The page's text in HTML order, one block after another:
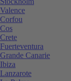
Valence
Corfou
Cos
Crete
Fuerteventura
Grande Canarie
Ibiza
Lanzarote